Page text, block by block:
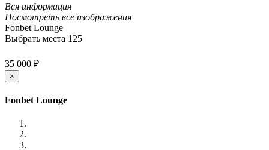
Вся информация
Посмотреть все изображения
Fonbet Lounge
Выбрать места 125
35 000 ₽
×
Fonbet Lounge